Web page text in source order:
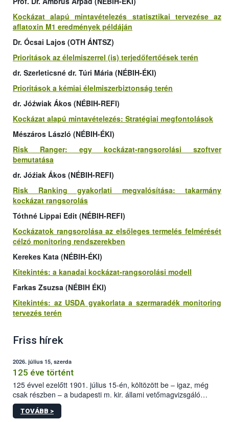
Kockázat alapú mintavételezés statisztikai tervezése az
aflatoxin M1 eredmények példáján
Dr. Ócsai Lajos (OTH ÁNTSZ)
Prioritások az élelmiszerrel (is) terjedőfertőések terén
dr. Szerleticsné dr. Túri Mária (NÉBIH-ÉKI)
Prioritások a kémiai élelmiszerbiztonság terén
dr. Jóźwiak Ákos (NÉBIH-REFI)
Kockázat alapú mintavételezés: Stratégiai megfontolások
Mészáros László (NÉBIH-ÉKI)
Risk Ranger: egy kockázat-rangsorolási szoftver
bemutatása
dr. Jóźiak Ákos (NÉBIH-REFI)
Risk Ranking gyakorlati megvalósítása: takarmány
kockázat rangsorolás
Tóthné Lippai Edit (NÉBIH-REFI)
Kockázatok rangsorolása az elsőleges termelés felmérését
célzó monitoring rendszerekben
Kerekes Kata (NÉBIH-ÉKI)
Kitekintés: a kanadai kockázat-rangsorolási modell
Farkas Zsuzsa (NÉBIH ÉKI)
Kitekintés: az USDA gyakorlata a szermaradék monitoring
tervezés terén
Friss hírek
2026. július 15, szerda
125 éve történt
125 évvel ezelőtt 1901. július 15-én, költözött be – igaz, még
csak részben – a budapesti m. kir. állami vetőmagvizsgáló
állomás a Kis Rókus utca 15. szám alatti, Czigler Győző által
tervezett új épületébe.
TOVÁBB >